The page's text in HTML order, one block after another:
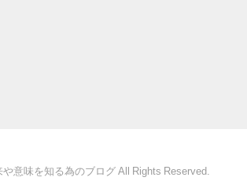
意味を知る為のブログ All Rights Reserved.